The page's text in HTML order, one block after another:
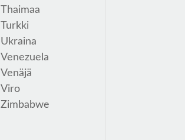
Thaimaa
Turkki
Ukraina
Venezuela
Venäjä
Viro
Zimbabwe